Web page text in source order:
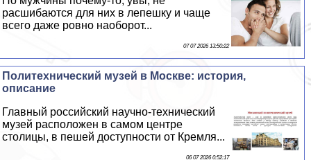
расшибаются для них в лепешку и чаще
всего даже ровно наоборот...
07 07 2026 13:50:22
Политехнический музей в Москве: история,
описание
Главный российский научно-технический
музей расположен в самом центре
столицы, в пешей доступности от Кремля...
06 07 2026 0:52:17